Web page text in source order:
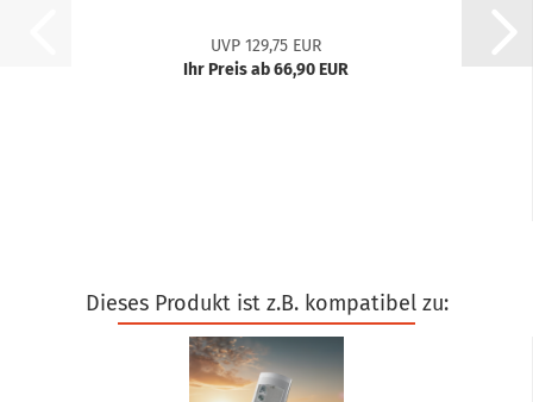
UVP 129,75 EUR
Ihr Preis ab 66,90 EUR
Dieses Produkt ist z.B. kompatibel zu: